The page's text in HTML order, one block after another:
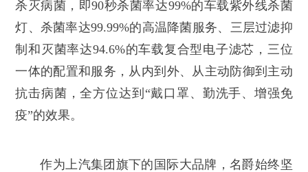
杀灭病菌，即90秒杀菌率达99%的车载紫外线杀菌
灯、杀菌率达99.99%的高温降菌服务、三层过滤抑
制和灭菌率达94.6%的车载复合型电子滤芯，三位
一体的配置和服务，从内到外、从主动防御到主动
抗击病菌，全方位达到“戴口罩、勤洗手、增强免
疫”的效果。
作为上汽集团旗下的国际大品牌，名爵始终坚